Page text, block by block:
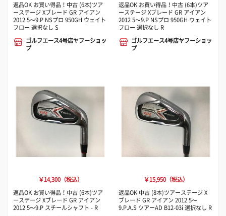
返品OK お買い得品！中古 (6本)ツア
ーステージ Xブレード GR アイアン
2012 5〜9.P NSプロ 950GH ウェイト
フロー 選択なし S
ゴルフエース4号店ヤフーショッ
プ
返品OK お買い得品！中古 (6本)ツア
ーステージ Xブレード GR アイアン
2012 5〜9.P NSプロ 950GH ウェイト
フロー 選択なし R
ゴルフエース4号店ヤフーショッ
プ
￥14,300（税込）
返品OK お買い得品！中古 (6本)ツア
ーステージ Xブレード GR アイアン
2012 5〜9.P スチールシャフト - R
￥15,950（税込）
返品OK 中古 (8本)ツアーステージ X
ブレード GR アイアン 2012 5〜
9.P.A.S ツアーAD B12-03i 選択なし R